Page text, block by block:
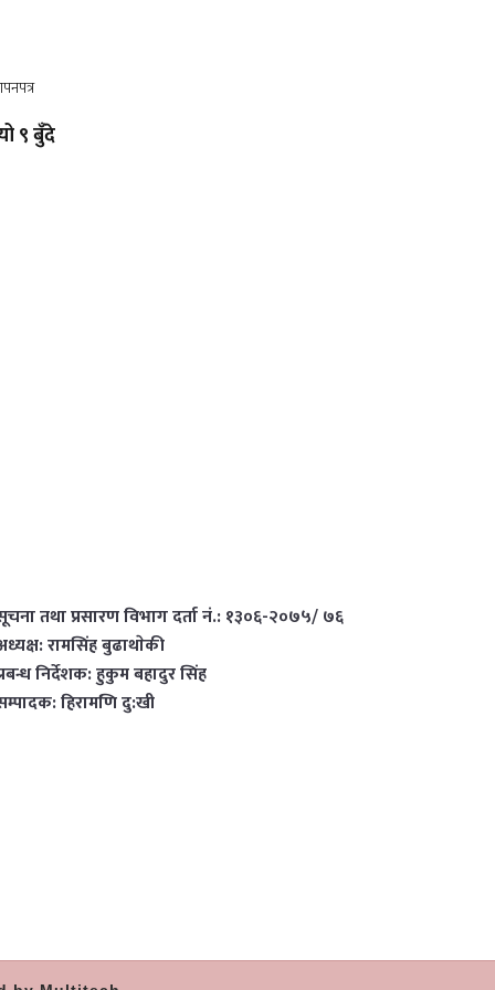
९ बुँदे
तथा प्रसारण विभाग दर्ता नं.: १३०६-२०७५/ ७६
रामसिंह बुढाथाेकी
निर्देशक: हुकुम बहादुर सिंह
हिरामणि दु:खी